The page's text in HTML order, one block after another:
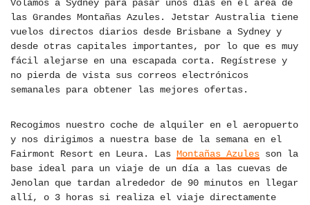
Volamos a Sydney para pasar unos días en el área de
las Grandes Montañas Azules. Jetstar Australia tiene
vuelos directos diarios desde Brisbane a Sydney y
desde otras capitales importantes, por lo que es muy
fácil alejarse en una escapada corta. Regístrese y
no pierda de vista sus correos electrónicos
semanales para obtener las mejores ofertas.
Recogimos nuestro coche de alquiler en el aeropuerto
y nos dirigimos a nuestra base de la semana en el
Fairmont Resort en Leura. Las Montañas Azules son la
base ideal para un viaje de un día a las cuevas de
Jenolan que tardan alrededor de 90 minutos en llegar
allí, o 3 horas si realiza el viaje directamente